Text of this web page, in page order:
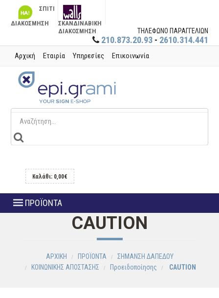
ΣΠΙΤΙ
ΔΙΑΚΟΣΜΗΣΗ
ΣΚΑΝΔΙΝΑΒΙΚΗ
ΔΙΑΚΟΣΜΗΣΗ
ΤΗΛΕΦΩΝΟ ΠΑΡΑΓΓΕΛΙΩΝ
210.873.20.93 - 2610.314.441
Αρχική Εταιρία Υπηρεσίες Επικοινωνία
Καλάθι: 0,00€
ΠΡΟΪΟΝΤΑ
CAUTION
ΑΡΧΙΚΗ ΠΡΟΪΟΝΤΑ
ΣΗΜΑΝΣΗ ΔΑΠΕΔΟΥ
ΚΟΙΝΩΝΙΚΗΣ ΑΠΟΣΤΑΣΗΣ
Προειδοποίησης CAUTION